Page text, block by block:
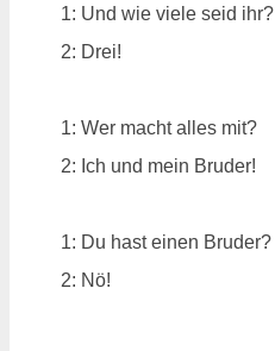
1: Und wie viele seid ihr?
2: Drei!
1: Wer macht alles mit?
2: Ich und mein Bruder!
1: Du hast einen Bruder?
2: Nö!